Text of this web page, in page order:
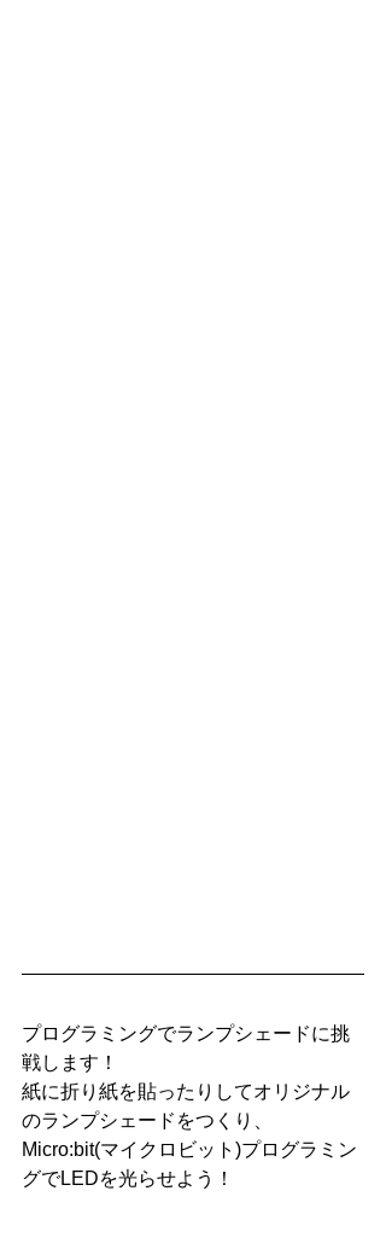
プログラミングでランプシェードに挑
戦します！
紙に折り紙を貼ったりしてオリジナル
のランプシェードをつくり、
Micro:bit(マイクロビット)プログラミン
グでLEDを光らせよう！